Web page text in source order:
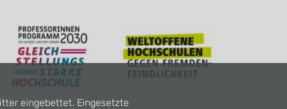
eingebettet. Eingesetzte